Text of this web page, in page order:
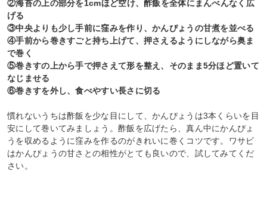
②海苔の上の部分を1cmほど空け、酢飯を全体にまんべんなく広
げる
③中央よりも少し手前に窪みを作り、かんぴょうの甘煮を並べる
④手前から巻きすごと持ち上げて、押さえるようにしながら奥ま
で巻く
⑤巻きすの上から手で押さえて形を整え、そのまま5分ほど置いて
なじませる
⑥巻きすを外し、食べやすい長さに切る
慣れないうちは酢飯を少な目にして、かんぴょうは3本くらいを目
安にして巻いてみましょう。酢飯を広げたら、真ん中にかんぴょ
うを収めるように窪みを作るのがきれいに巻くコツです。ワサビ
はかんぴょうの甘さとの相性がとても良いので、試してみてくだ
さい。